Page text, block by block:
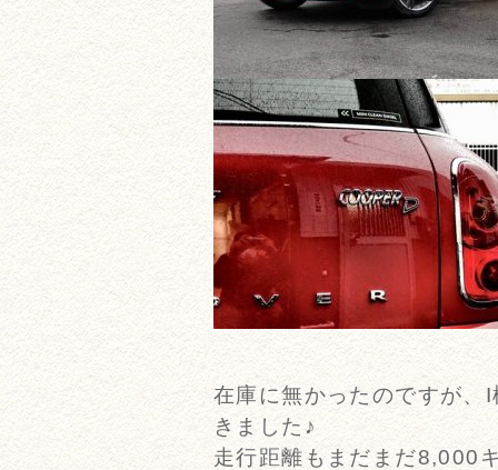
在庫に無かったのですが、
きました♪
走行距離もまだまだ8,000